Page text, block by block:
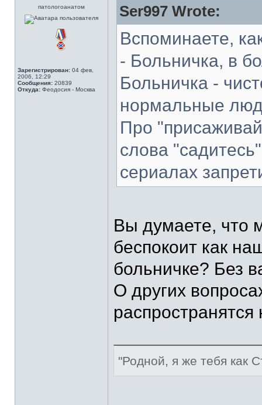
патологоанатом
Зарегистрирован: 04 фев,
2006, 12:29
Сообщения: 20839
Откуда: Феодосия - Москва
Ser997 Wrote:
Вспоминаете,
- Больничка, в
Больничка -
нормальные
Про
слова
сериалах
Вы думаете, что
беспокоит как
больничке? Без
О других
"Родной, я же тебя как